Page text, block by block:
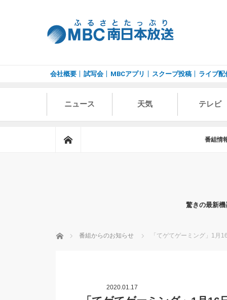
会社概要 試写会 MBCアプリ スクープ投稿 ライブ配
ニュース 天気 テレビ
番組情
驚きの最新
ホーム 番組からのお知らせ 「てゲてゲーミング」1月
2020.01.17